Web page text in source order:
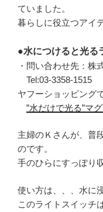
ていました。
暮らしに役立つアイ
●水につけると光る
・問い合わせ先：株
Tel:03-3358-1515
ヤフーショッピング
”水だけで光る”マ
主婦のＫさんが、普
のです。
手のひらにすっぽり
使い方は、、、水に
このライトスイッチ